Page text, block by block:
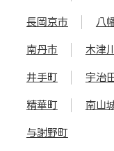
長岡京市 八
南丹市 木津
井手町 宇治
精華町 南山
与謝野町